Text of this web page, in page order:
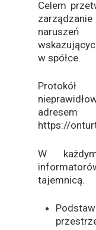
Celem
w spółce.
adresem
https://
W
tajemnicą.